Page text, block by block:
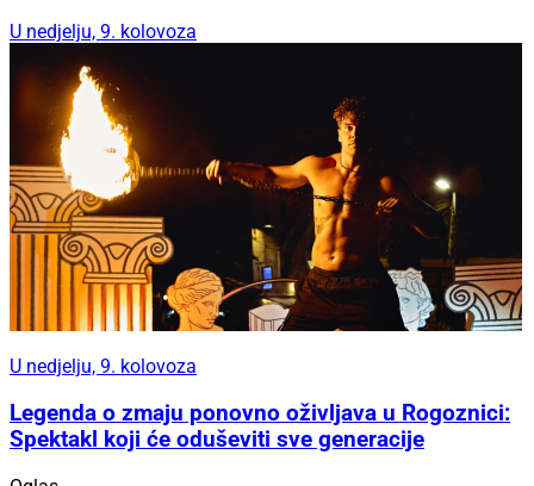
U nedjelju, 9. kolovoza
U nedjelju, 9. kolovoza
Legenda o zmaju ponovno oživljava u Rogoznici:
Spektakl koji će oduševiti sve generacije